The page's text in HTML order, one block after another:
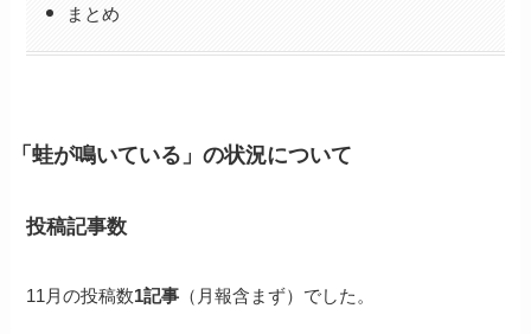
まとめ
「蛙が鳴いている」の状況について
投稿記事数
11月の投稿数1記事 （月報含まず）でした。